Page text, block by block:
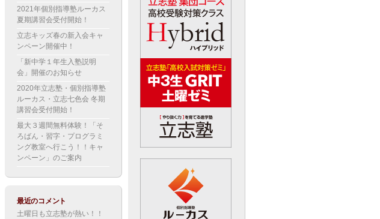
2021年個別指導塾ルーカス
夏期講習会受付開始！
立志キッズ春の新入会キャ
ンペーン開催中！
「新中学１年生入塾説明
会」開催のお知らせ
2020年立志塾・個別指導塾
ルーカス・立志七色会 冬期
講習会受付開始！
最大３週間無料体験！「そ
ろばん・習字・プログラミ
ング教室へ行こう！！キャ
ンペーン」のご案内
最近のコメント
土曜日も立志塾が熱い！！